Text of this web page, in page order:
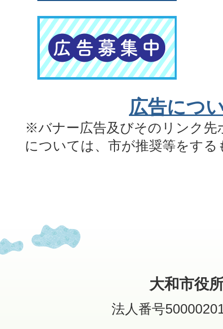
広告につ
※バナー広告及びそのリンク先
については、市が推奨等をす
大和市役
法人番号